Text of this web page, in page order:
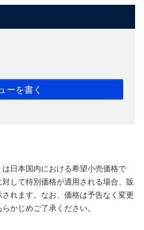
ーを書く
日本国内における希望小売価格で
して特別価格が適用される場合、販
れます。なお、価格は予告なく変更
かじめご了承ください。